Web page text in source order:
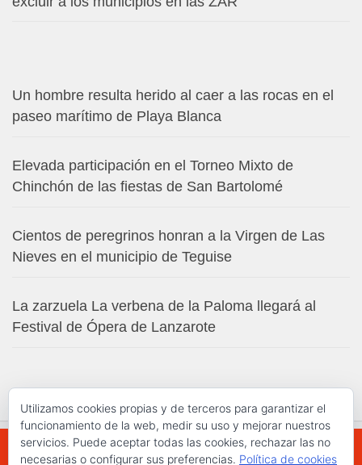
Un hombre resulta herido al caer a las rocas en el
paseo marítimo de Playa Blanca
Elevada participación en el Torneo Mixto de
Chinchón de las fiestas de San Bartolomé
Cientos de peregrinos honran a la Virgen de Las
Nieves en el municipio de Teguise
La zarzuela La verbena de la Paloma llegará al
Festival de Ópera de Lanzarote
Utilizamos cookies propias y de terceros para garantizar el
funcionamiento de la web, medir su uso y mejorar nuestros
servicios. Puede aceptar todas las cookies, rechazar las no
necesarias o configurar sus preferencias. Política de cookies